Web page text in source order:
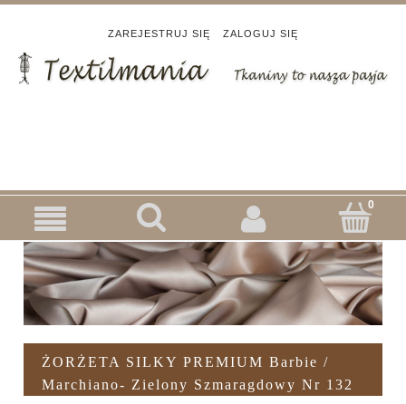
ZAREJESTRUJ SIĘ ZALOGUJ SIĘ
ŻORŻETA SILKY PREMIUM Barbie /
Marchiano- Zielony Szmaragdowy Nr 132